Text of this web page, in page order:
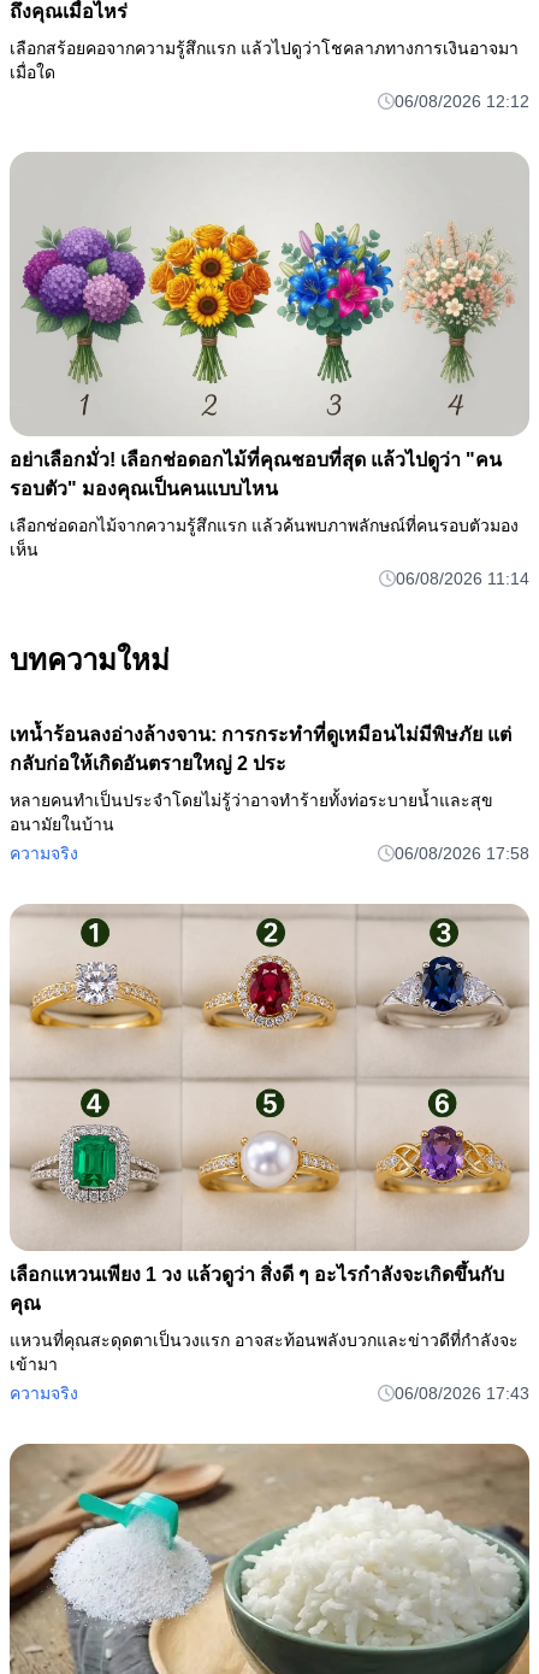
ถึงคุณเมื่อไหร่
เลือกสร้อยคอจากความรู้สึกแรก แล้วไปดูว่าโชคลาภทางการเงินอาจมา
เมื่อใด
06/08/2026 12:12
อย่าเลือกมั่ว! เลือกช่อดอกไม้ที่คุณชอบที่สุด แล้วไปดูว่า "คน
รอบตัว" มองคุณเป็นคนแบบไหน
เลือกช่อดอกไม้จากความรู้สึกแรก แล้วค้นพบภาพลักษณ์ที่คนรอบตัวมอง
เห็น
06/08/2026 11:14
บทความใหม่
เทน้ำร้อนลงอ่างล้างจาน: การกระทำที่ดูเหมือนไม่มีพิษภัย แต่
หลายคนทำเป็นประจำโดยไม่รู้ว่าอาจทำร้ายทั้งท่อระบายน้ำและสุข
อนามัยในบ้าน
ความจริง
06/08/2026 17:58
เลือกแหวนเพียง 1 วง แล้วดูว่า สิ่งดี ๆ อะไรกำลังจะเกิดขึ้นกับ
คุณ
แหวนที่คุณสะดุดตาเป็นวงแรก อาจสะท้อนพลังบวกและข่าวดีที่กำลังจะ
เข้ามา